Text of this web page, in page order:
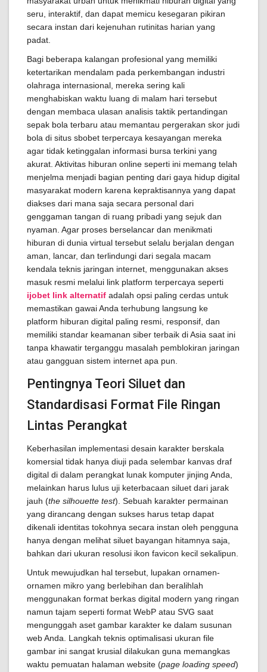
seru, interaktif, dan dapat memicu kesegaran pikiran
secara instan dari kejenuhan rutinitas harian yang
padat.
Bagi beberapa kalangan profesional yang memiliki
ketertarikan mendalam pada perkembangan industri
olahraga internasional, mereka sering kali
menghabiskan waktu luang di malam hari tersebut
dengan membaca ulasan analisis taktik pertandingan
sepak bola terbaru atau memantau pergerakan skor judi
bola di situs sbobet terpercaya kesayangan mereka
agar tidak ketinggalan informasi bursa terkini yang
akurat. Aktivitas hiburan online seperti ini memang telah
menjelma menjadi bagian penting dari gaya hidup digital
masyarakat modern karena kepraktisannya yang dapat
diakses dari mana saja secara personal dari
genggaman tangan di ruang pribadi yang sejuk dan
nyaman. Agar proses berselancar dan menikmati
hiburan di dunia virtual tersebut selalu berjalan dengan
aman, lancar, dan terlindungi dari segala macam
kendala teknis jaringan internet, menggunakan akses
masuk resmi melalui link platform terpercaya seperti
ijobet link alternatif adalah opsi paling cerdas untuk
memastikan gawai Anda terhubung langsung ke
platform hiburan digital paling resmi, responsif, dan
memiliki standar keamanan siber terbaik di Asia saat ini
tanpa khawatir terganggu masalah pemblokiran jaringan
atau gangguan sistem internet apa pun.
Pentingnya Teori Siluet dan
Standardisasi Format File Ringan
Lintas Perangkat
Keberhasilan implementasi desain karakter berskala
komersial tidak hanya diuji pada selembar kanvas draf
digital di dalam perangkat lunak komputer jinjing Anda,
melainkan harus lulus uji keterbacaan siluet dari jarak
jauh (the silhouette test). Sebuah karakter permainan
yang dirancang dengan sukses harus tetap dapat
dikenali identitas tokohnya secara instan oleh pengguna
hanya dengan melihat siluet bayangan hitamnya saja,
bahkan dari ukuran resolusi ikon favicon kecil sekalipun.
Untuk mewujudkan hal tersebut, lupakan ornamen-
ornamen mikro yang berlebihan dan beralihlah
menggunakan format berkas digital modern yang ringan
namun tajam seperti format WebP atau SVG saat
mengunggah aset gambar karakter ke dalam susunan
web Anda. Langkah teknis optimalisasi ukuran file
gambar ini sangat krusial dilakukan guna memangkas
waktu pemuatan halaman website (page loading speed)